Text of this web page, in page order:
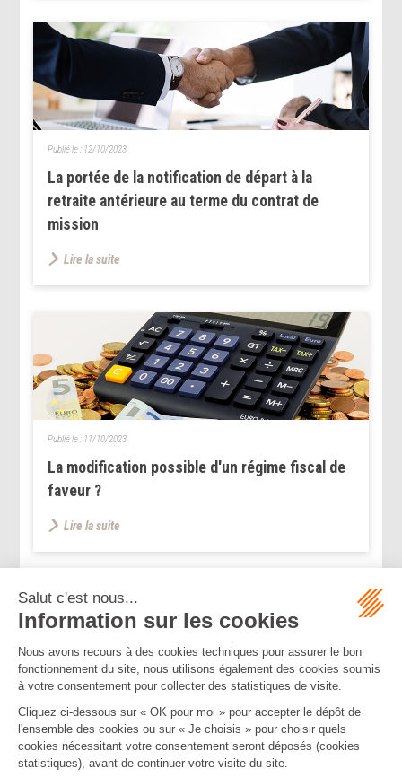
La portée de la notification de départ à la
retraite antérieure au terme du contrat de
mission
Publié le : 12/10/2023
Lire la suite
La modification possible d'un régime fiscal de
faveur ?
Publié le : 11/10/2023
Lire la suite
<< < ... 178
>>
Mentions légalesPolitique de confidentialitéPolitique de cookies
Plan du site